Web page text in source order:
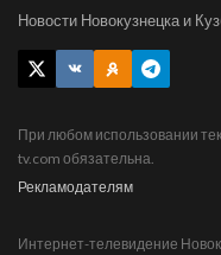
Новости Новокузнецка и
При любом использовании
tv.com обязательна.
Рекламодателям
Интернет-телевидение